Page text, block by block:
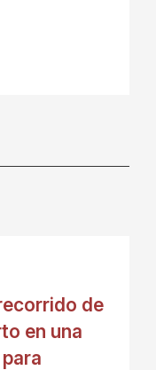
de
en una